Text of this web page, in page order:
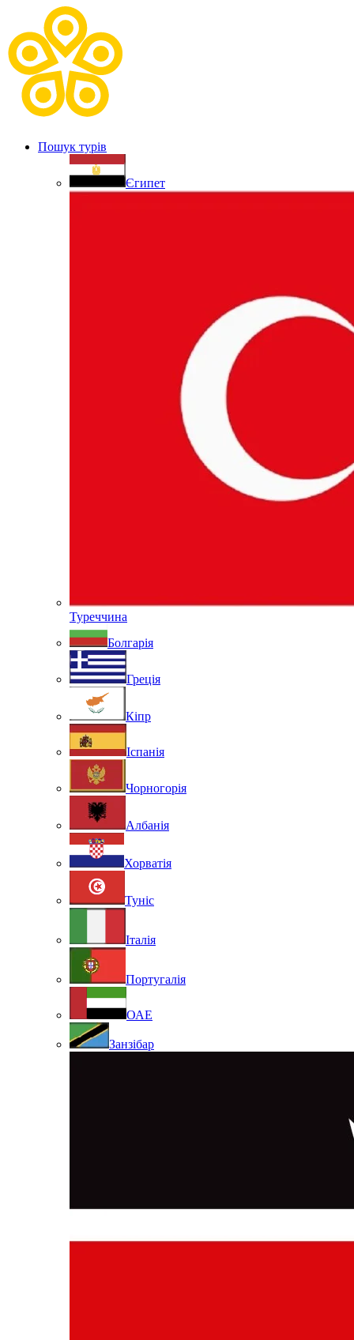
Пошук турів
Єгипет
Туреччина
Болгарія
Греція
Кіпр
Іспанія
Чорногорія
Албанія
Хорватія
Туніс
Італія
Португалія
ОАЕ
Занзібар